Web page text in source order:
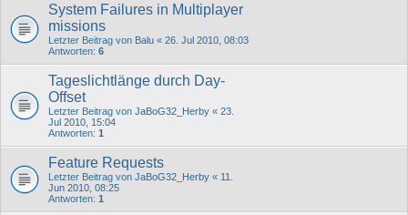
System Failures in Multiplayer
missions
Letzter Beitrag von Balu « 26. Jul 2010, 08:03
Antworten: 6
Tageslichtlänge durch Day-
Offset
Letzter Beitrag von JaBoG32_Herby « 23.
Jul 2010, 15:04
Antworten: 1
Feature Requests
Letzter Beitrag von JaBoG32_Herby « 11.
Jun 2010, 08:25
Antworten: 1